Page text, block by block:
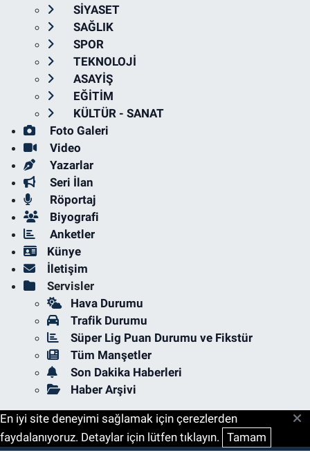
SİYASET
SAĞLIK
SPOR
TEKNOLOJİ
ASAYİŞ
EĞİTİM
KÜLTÜR - SANAT
Foto Galeri
Video
Yazarlar
Seri İlan
Röportaj
Biyografi
Anketler
Künye
İletişim
Servisler
Hava Durumu
Trafik Durumu
Süper Lig Puan Durumu ve Fikstür
Tüm Manşetler
Son Dakika Haberleri
Haber Arşivi
En iyi site deneyimi sağlamak için çerezlerden
faydalanıyoruz. Detaylar için lütfen tıklayın. Tamam